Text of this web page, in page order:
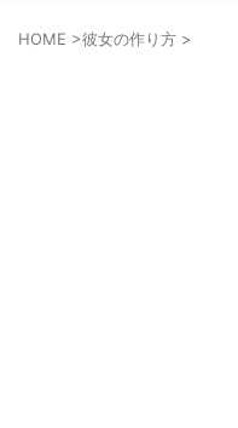
HOME >彼女の作り方 >